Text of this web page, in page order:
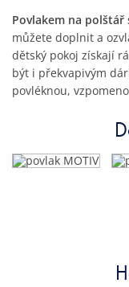
Povlakem na
můžete doplnit a
dětský pokoj získají
být i překvapivým
povléknou,